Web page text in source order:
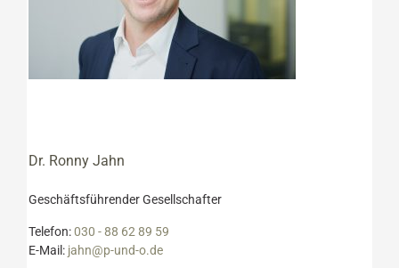
Dr. Ronny Jahn
Geschäftsführender Gesellschafter
Telefon:030 - 88 62 89 59
E-Mail: jahn@p-und-o.de